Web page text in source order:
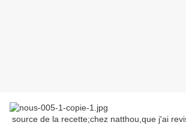
source de la recette;chez natthou,que j'ai